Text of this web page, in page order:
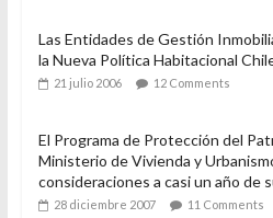
Las Entidades de Gestión
la Nueva Política Habitacional
21 julio 2006 12 Comments
El Programa de Protección del
Ministerio de Vivienda y
consideraciones a casi un año de
28 diciembre 2007 11 Comments